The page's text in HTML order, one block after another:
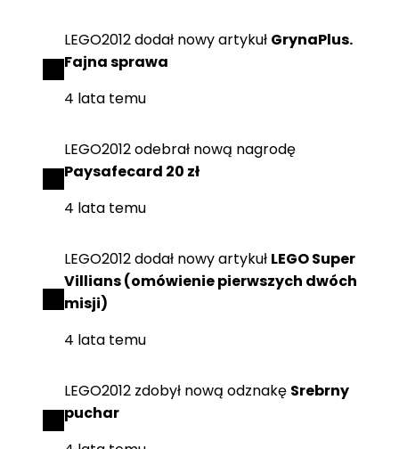
LEGO2012dodał nowy artykuł GrynaPlus.
Fajna sprawa
4 lata temu
LEGO2012odebrał nową nagrodę
Paysafecard 20 zł
4 lata temu
LEGO2012dodał nowy artykuł LEGO Super
Villians (omówienie pierwszych dwóch
misji)
4 lata temu
LEGO2012 zdobył nową odznakę Srebrny
puchar